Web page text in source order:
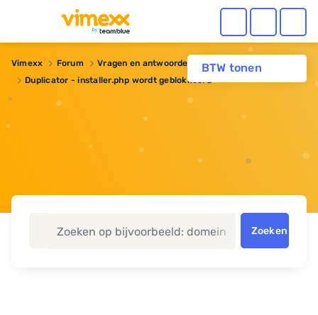
BTW tonen
Vimexx Forum Vragen en antwoorden
Webhosting
Duplicator - installer.php wordt geblokkeerd
Zoeken